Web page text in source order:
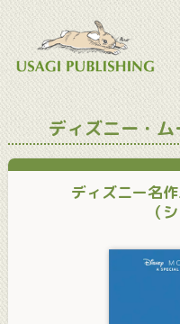
ディズニー・
ディズニー名
（